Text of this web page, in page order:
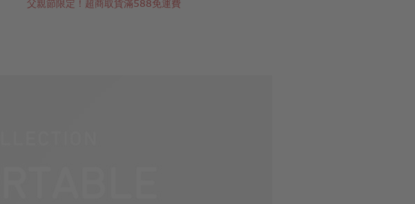
父親節限定！超商取貨滿588免運費